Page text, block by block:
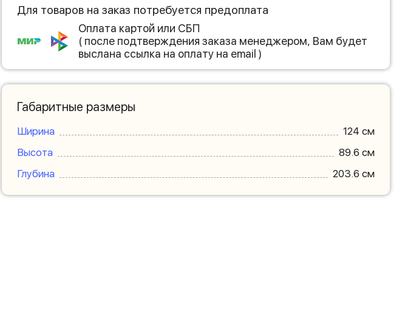
Для товаров на заказ потребуется предоплата
Оплата картой или СБП
( после подтверждения заказа менеджером, Вам будет
выслана ссылка на оплату на email )
Габаритные размеры
Ширина
124 см
Высота
89.6 см
Глубина
203.6 см